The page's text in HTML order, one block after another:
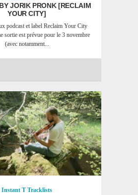
JORIK PRONK [RECLAIM
YOUR CITY]
podcast et label Reclaim Your City
sortie est prévue pour le 3 novembre
(avec notamment...
Instant T Tracklists